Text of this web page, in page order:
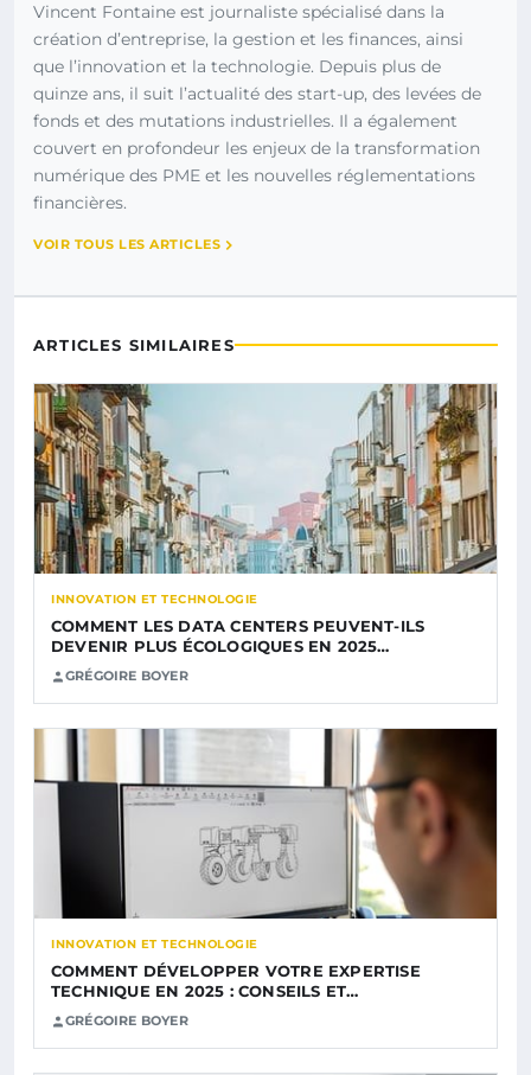
Vincent Fontaine est journaliste spécialisé dans la
création d’entreprise, la gestion et les finances, ainsi
que l’innovation et la technologie. Depuis plus de
quinze ans, il suit l’actualité des start-up, des levées de
fonds et des mutations industrielles. Il a également
couvert en profondeur les enjeux de la transformation
numérique des PME et les nouvelles réglementations
financières.
VOIR TOUS LES ARTICLES
ARTICLES SIMILAIRES
INNOVATION ET TECHNOLOGIE
COMMENT LES DATA CENTERS PEUVENT-ILS
DEVENIR PLUS ÉCOLOGIQUES EN 2025…
GRÉGOIRE BOYER
INNOVATION ET TECHNOLOGIE
COMMENT DÉVELOPPER VOTRE EXPERTISE
TECHNIQUE EN 2025 : CONSEILS ET…
GRÉGOIRE BOYER